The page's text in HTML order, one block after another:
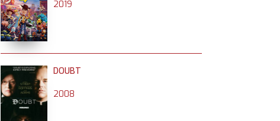
2019
DOUBT
2008